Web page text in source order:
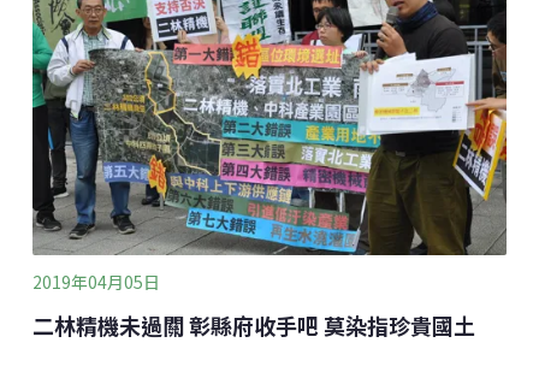
梯響，不見人下來」的草案公聽會，總算是在相隔草案
公告後的半年多，今年3月11-13日於北、中、南各自舉
辦。公聽會後，我們特意相隔一段時間，等待混亂甚或
是過於煽情的報導、言論都沉澱下來，我們想好好的來
說我們的想法。此次草案方向大致如下（詳細草案預告
內容請見此 2018.06.08公告版本）：
2019年04月05日
二林精機未過關 彰縣府收手吧 莫染指珍貴國土